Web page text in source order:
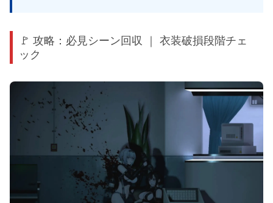
🚩 攻略：必見シーン回収 ｜ 衣装破損段階チェ
ック